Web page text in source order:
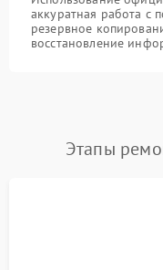
аккуратная работа с
резервное
восстановление
Этапы